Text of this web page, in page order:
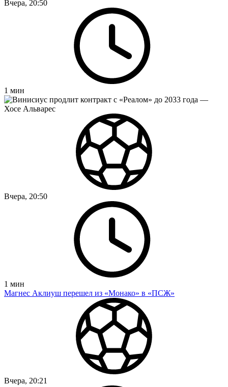
Вчера, 20:50
1 мин
Вчера, 20:50
1 мин
Магнес Аклиуш перешел из «Монако» в «ПСЖ»
Вчера, 20:21